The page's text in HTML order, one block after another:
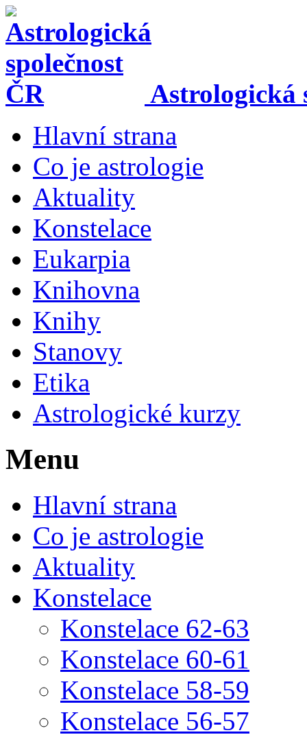
Skip to main content
Astrologická
Main menu
Hlavní strana
Co je astrologie
Aktuality
Konstelace
Eukarpia
Knihovna
Knihy
Stanovy
Etika
Astrologické kurzy
Menu
Hlavní strana
Co je astrologie
Aktuality
Konstelace
Konstelace 62-63
Konstelace 60-61
Konstelace 58-59
Konstelace 56-57